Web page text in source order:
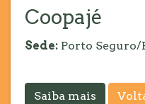
Coopajé
Sede: Porto Seguro/
Saiba mais